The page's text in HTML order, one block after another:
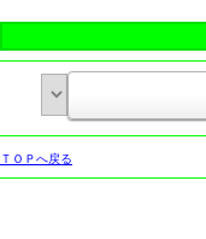
ＴＯＰへ戻る